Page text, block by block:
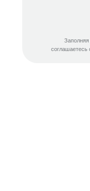
соглашаетесь